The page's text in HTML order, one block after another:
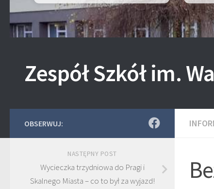
Zespół Szkół im.
OBSERWUJ:
NASTĘPNY POST
Wycieczka trzydniowa do Pragi i
Skalnego Miasta – co to był za wyjazd!